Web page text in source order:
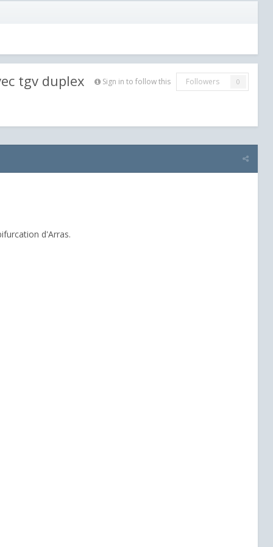
Sign in to follow this Followers 0
tgv duplex
d'Arras.